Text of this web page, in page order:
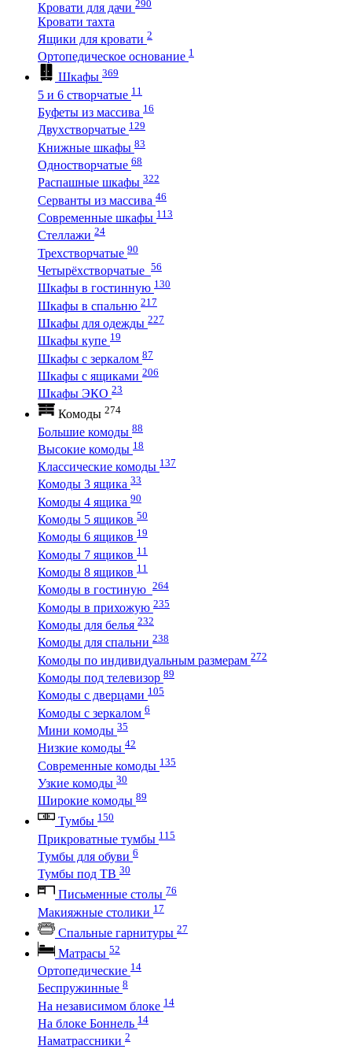
Кровати для дачи 290
Кровати тахта
Ящики для кровати 2
Ортопедическое основание 1
Шкафы 369
5 и 6 створчатые 11
Буфеты из массива 16
Двухстворчатые 129
Книжные шкафы 83
Одностворчатые 68
Распашные шкафы 322
Серванты из массива 46
Современные шкафы 113
Стеллажи 24
Трехстворчатые 90
Четырёхстворчатые 56
Шкафы в гостинную 130
Шкафы в спальню 217
Шкафы для одежды 227
Шкафы купе 19
Шкафы с зеркалом 87
Шкафы с ящиками 206
Шкафы ЭКО 23
Комоды 274
Большие комоды 88
Высокие комоды 18
Классические комоды 137
Комоды 3 ящика 33
Комоды 4 ящика 90
Комоды 5 ящиков 50
Комоды 6 ящиков 19
Комоды 7 ящиков 11
Комоды 8 ящиков 11
Комоды в гостиную 264
Комоды в прихожую 235
Комоды для белья 232
Комоды для спальни 238
Комоды по индивидуальным размерам 272
Комоды под телевизор 89
Комоды с дверцами 105
Комоды с зеркалом 6
Мини комоды 35
Низкие комоды 42
Современные комоды 135
Узкие комоды 30
Широкие комоды 89
Тумбы 150
Прикроватные тумбы 115
Тумбы для обуви 6
Тумбы под ТВ 30
Письменные столы 76
Макияжные столики 17
Спальные гарнитуры 27
Матрасы 52
Ортопедические 14
Беспружинные 8
На независимом блоке 14
На блоке Боннель 14
Наматрассники 2